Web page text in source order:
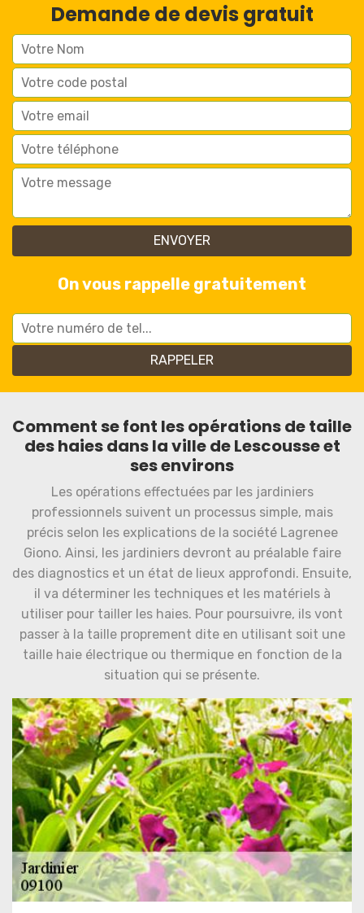
Demande de devis gratuit
On vous rappelle gratuitement
Comment se font les opérations de taille
des haies dans la ville de Lescousse et
ses environs
Les opérations effectuées par les jardiniers
professionnels suivent un processus simple, mais
précis selon les explications de la société Lagrenee
Giono. Ainsi, les jardiniers devront au préalable faire
des diagnostics et un état de lieux approfondi. Ensuite,
il va déterminer les techniques et les matériels à
utiliser pour tailler les haies. Pour poursuivre, ils vont
passer à la taille proprement dite en utilisant soit une
taille haie électrique ou thermique en fonction de la
situation qui se présente.